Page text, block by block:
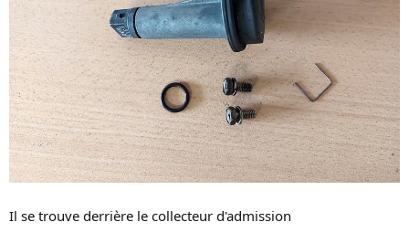
Il se trouve derrière le collecteur d'admission